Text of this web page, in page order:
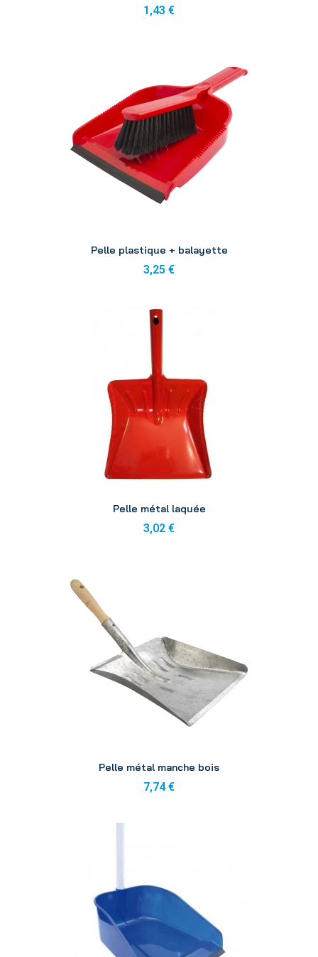
1,43 €
Pelle plastique + balayette
3,25 €
Pelle métal laquée
3,02 €
Pelle métal manche bois
7,74 €